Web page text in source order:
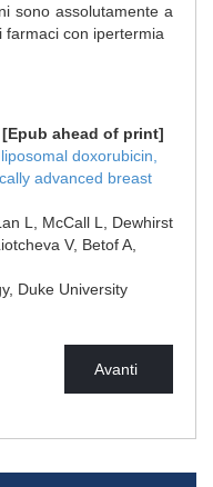
sono assolutamente a
con ipertermia
[Epub ahead of print]
doxorubicin,
advanced breast
L, McCall L, Dewhirst
V, Betof A,
Duke University
Avanti